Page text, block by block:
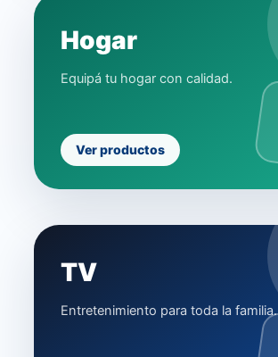
Hogar
Equipá tu hogar con calidad.
Ver productos
TV
Entretenimiento para toda la familia.